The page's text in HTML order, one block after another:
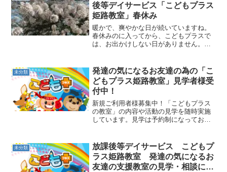
後等デイサービス「こどもプラス
姫路教室」春休み
暖かで、爽やかな日が続いていますね。
春休みのに入ってから、こどもプラスで
は、お出かけしない日がありません。目
入りましたね！ 新学期が始まります。
新しいお友達ができる季...
未分類
発達の気になるお友達の為の「こ
どもプラス姫路教室」見学者様受
付中！
新規ご利用者様募集中！「こどもプラス
の教室」の内容や活動の見学を随時実施
しています。見学は予約制になっており
く思いますので、ご縁量無くご連絡くだ
さい。尚、放課後等デイサ...
未分類
放課後等デイサービス こどもプ
ラス姫路教室 発達の気になるお
友達の支援教室の見学・相談につ